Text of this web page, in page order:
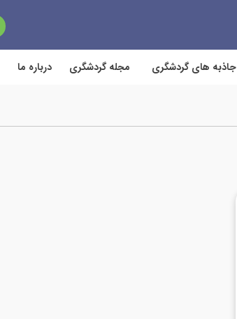
جاذبه های گردشگری مجله گردشگری درباره ما